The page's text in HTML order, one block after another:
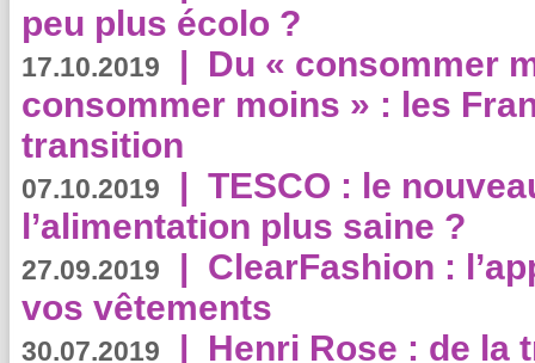
peu plus écolo ?
17.10.2019 | Du « consommer
consommer moins » : les
transition
07.10.2019 | TESCO : le
l’alimentation plus saine ?
27.09.2019 | ClearFashion :
vos vêtements
30.07.2019 | Henri Rose : de la